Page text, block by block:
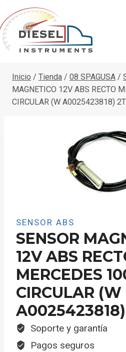
Saltar
al
contenido
Inicio / Tienda / 08 SPAGUSA /
MAGNETICO 12V ABS RECTO
CIRCULAR (W A0025423818) 2T
SENSOR ABS
SENSOR
12V ABS
MERCEDES
CIRCULAR (W
Soporte y garantía
Pagos seguros